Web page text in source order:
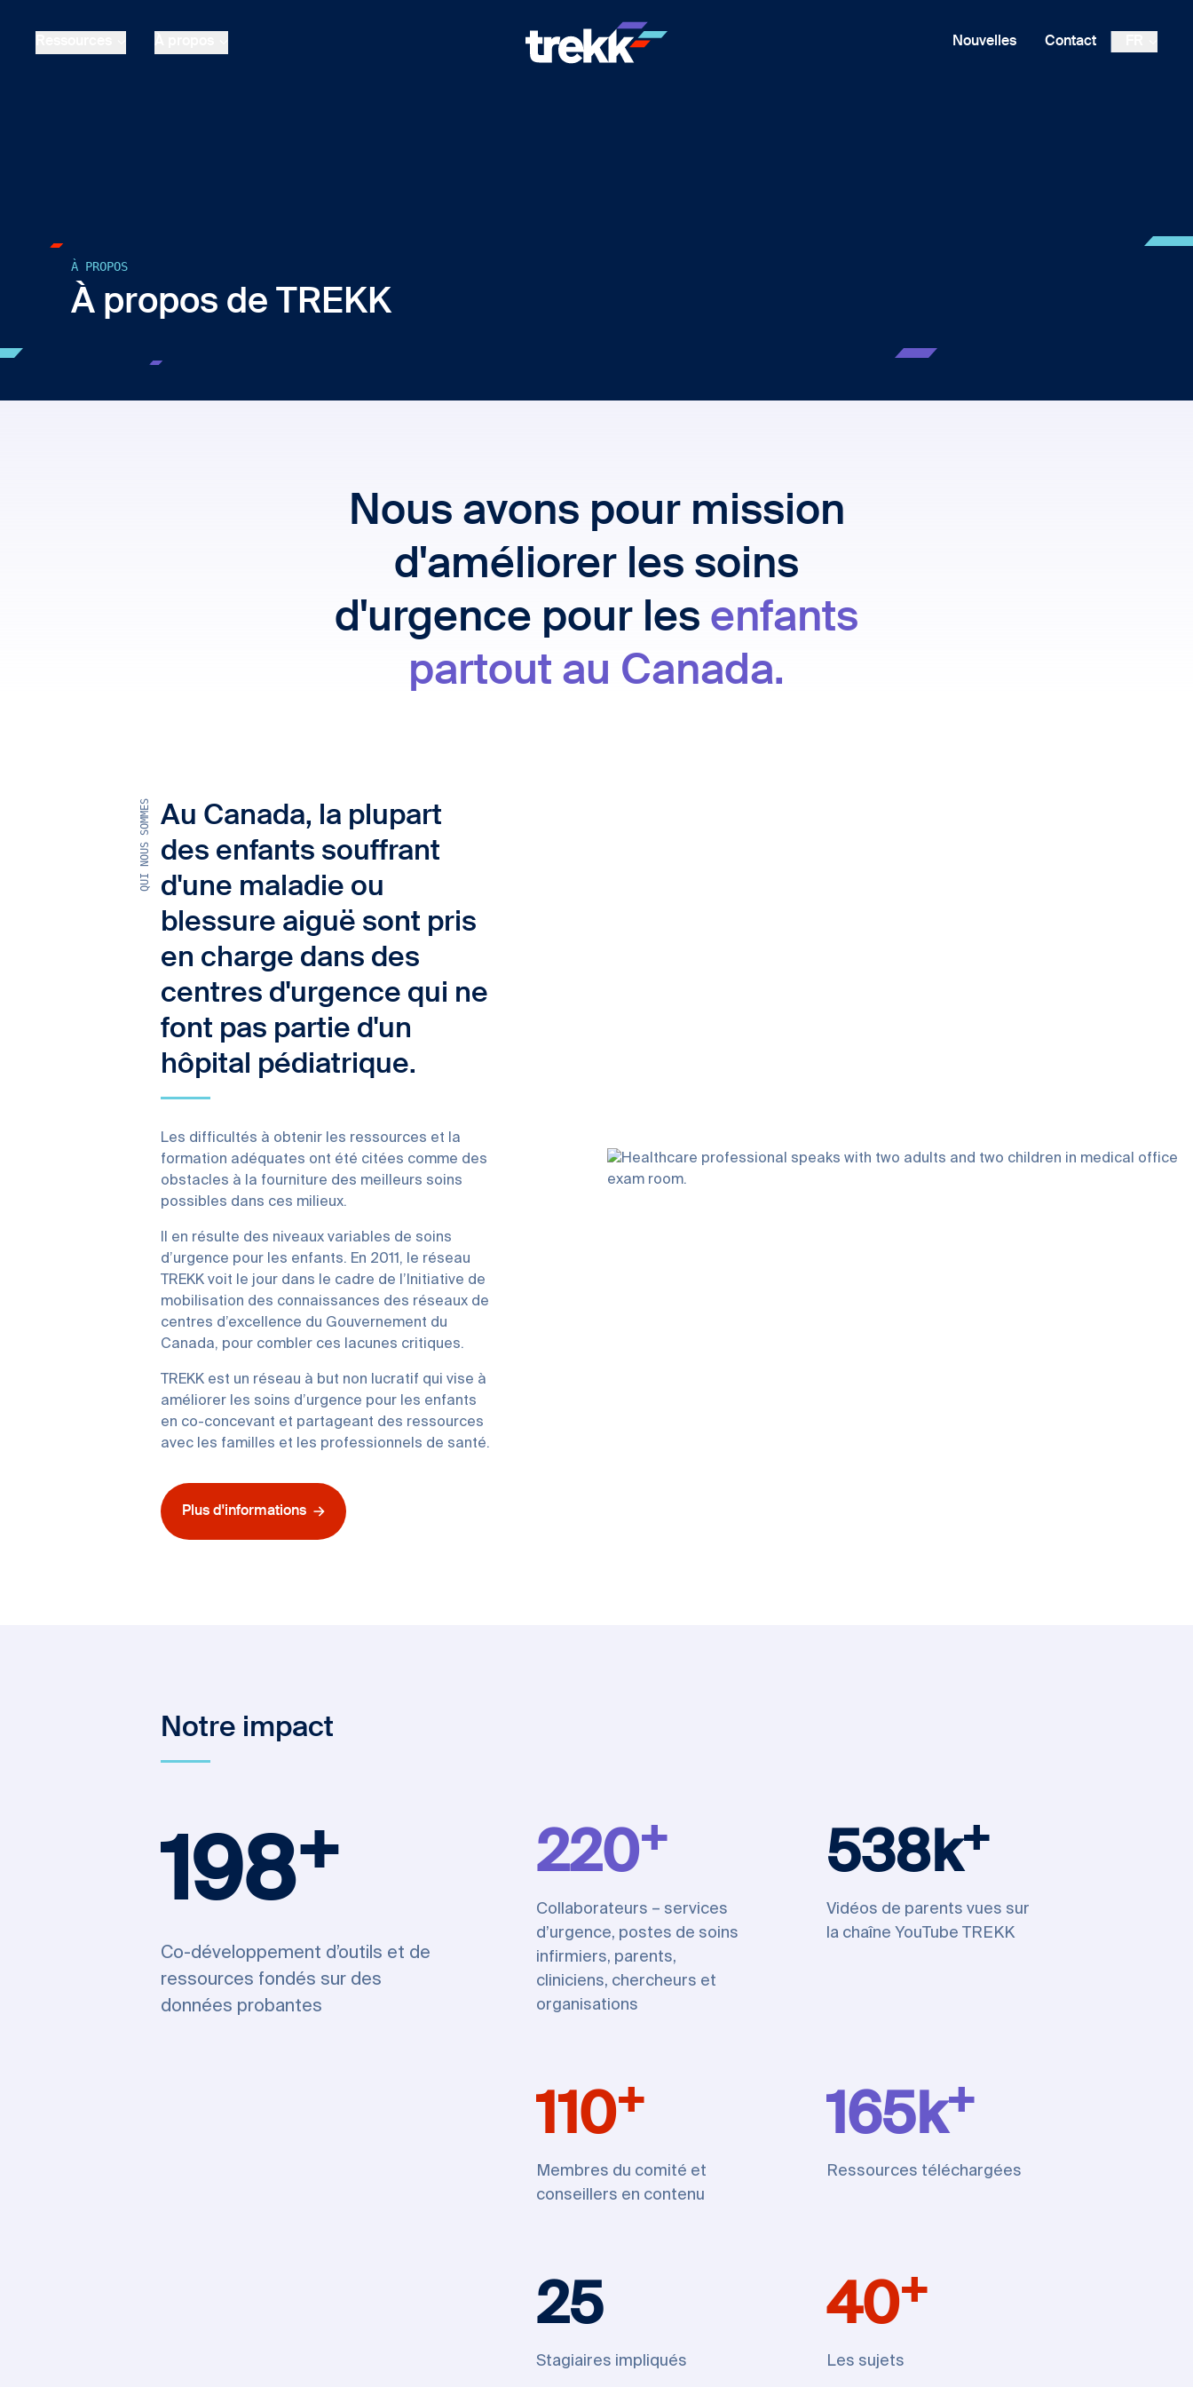
Nouvelles Contact
À PROPOS
À propos de TREKK
Nous avons pour mission
d'améliorer les soins
d'urgence pour les enfants
partout au Canada.
QUI NOUS SOMMES Au Canada, la plupart
des enfants souffrant
d'une maladie ou
blessure aiguë sont pris
en charge dans des
centres d'urgence qui ne
font pas partie d'un
hôpital pédiatrique.
Les difficultés à obtenir les ressources et la
formation adéquates ont été citées comme des
obstacles à la fourniture des meilleurs soins
possibles dans ces milieux.
Il en résulte des niveaux variables de soins
d’urgence pour les enfants. En 2011, le réseau
TREKK voit le jour dans le cadre de l’Initiative de
mobilisation des connaissances des réseaux de
centres d’excellence du Gouvernement du
Canada, pour combler ces lacunes critiques.
TREKK est un réseau à but non lucratif qui vise à
améliorer les soins d’urgence pour les enfants
en co-concevant et partageant des ressources
avec les familles et les professionnels de santé.
Plus d'informations
Notre impact
198+
Co-développement d’outils et de
ressources fondés sur des
données probantes
220+
Collaborateurs – services
d’urgence, postes de soins
infirmiers, parents,
cliniciens, chercheurs et
organisations
538k+
Vidéos de parents vues sur
la chaîne YouTube TREKK
110+
Membres du comité et
conseillers en contenu
165k+
Ressources téléchargées
25
Stagiaires impliqués
40+
Les sujets